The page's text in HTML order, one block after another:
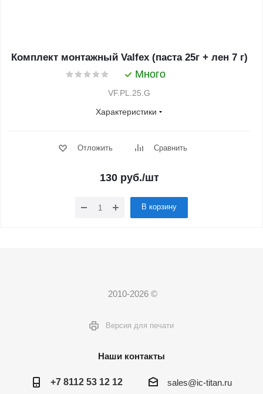
Комплект монтажный Valfex (паста 25г + лен 7 г)
Много
VF.PL.25.G
Характеристики
Отложить Сравнить
130 руб./шт
В корзину
2010-2026 ©
Версия для печати
Наши контакты
+7 8112 53 12 12 sales@ic-titan.ru